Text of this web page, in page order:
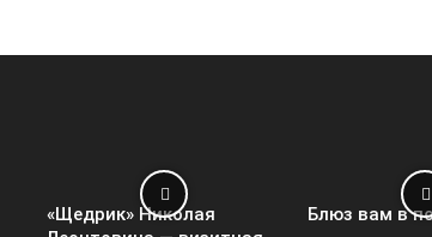
«Щедрик» Николая
Блюз вам в